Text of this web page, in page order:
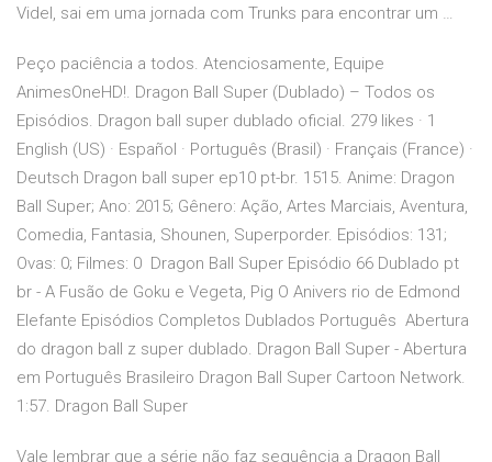
Videl, sai em uma jornada com Trunks para encontrar um …
Peço paciência a todos. Atenciosamente, Equipe
AnimesOneHD!. Dragon Ball Super (Dublado) – Todos os
Episódios. Dragon ball super dublado oficial. 279 likes · 1
English (US) · Español · Português (Brasil) · Français (France) ·
Deutsch Dragon ball super ep10 pt-br. 1515. Anime: Dragon
Ball Super; Ano: 2015; Gênero: Ação, Artes Marciais, Aventura,
Comedia, Fantasia, Shounen, Superporder. Episódios: 131;
Ovas: 0; Filmes: 0 Dragon Ball Super Episódio 66 Dublado pt
br - A Fusão de Goku e Vegeta, Pig O Anivers rio de Edmond
Elefante Episódios Completos Dublados Português Abertura
do dragon ball z super dublado. Dragon Ball Super - Abertura
em Português Brasileiro Dragon Ball Super Cartoon Network.
1:57. Dragon Ball Super
Vale lembrar que a série não faz sequência a Dragon Ball